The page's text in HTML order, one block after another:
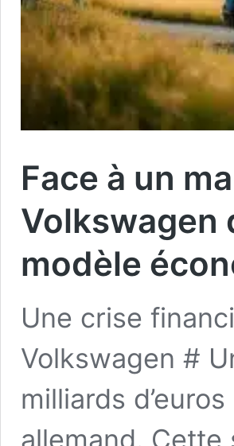
Face à un
Volkswagen
modèle
Une crise
Volkswagen #
milliards
allemand.